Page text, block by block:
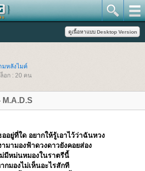
มหลังไมค์
อก : 20 คน
อยู่ที่ใด อยากให้รู้เอาไว้ว่าฉันหวง
ามามองฟ้าดวงดาวยังคอยส่อง
มีหม่นหมองในราตรีนี้
กมองไม่เห็นอะไรสักที